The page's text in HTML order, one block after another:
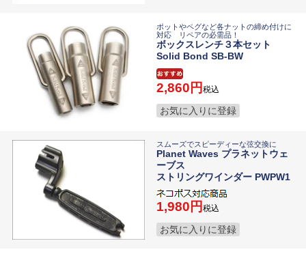
ポットやペグなど各ナットの締め付けに
対応 リペアの必需品！
ボックスレンチ３本セット
Solid Bond SB-BW
2,860 税込
お気に入りに登録
スムーズでスピーディーな弦交換に
Planet Waves プラネットウェ
ーブス
ストリングワインダー PWPW1
1,980 税込
お気に入りに登録